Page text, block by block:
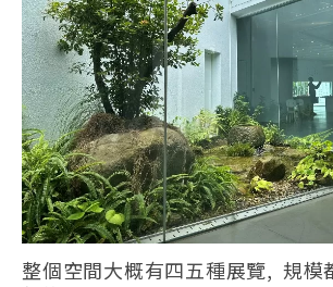
整個空間大概有四五種展覽, 規模